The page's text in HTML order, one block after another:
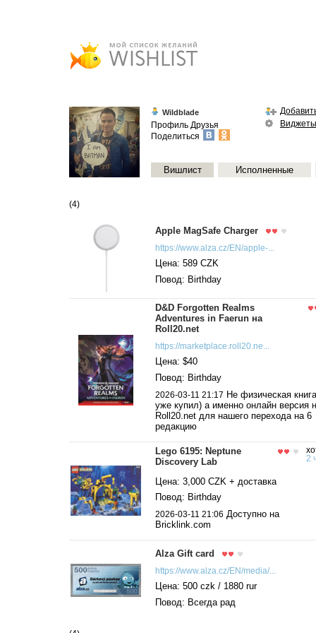
Wildblade
Профиль Друзья
Поделиться
Виджеты
Вишлист Исполненные
(4)
Apple MagSafe Charger
https://www.alza.cz/EN/apple-...
Цена: 589 CZK
Повод: Birthday
D&D Forgotten Realms
Adventures in Faerun на
Roll20.net
https://marketplace.roll20.ne...
Цена: $40
Повод: Birthday
2026-03-11 21:17 Не физическая
уже купил) а именно онлайн версия
Roll20.net для нашего перехода на 6
редакцию
Lego 6195: Neptune
Discovery Lab
2
Цена: 3,000 CZK + доставка
Повод: Birthday
2026-03-11 21:06 Доступно на
Bricklink.com
Alza Gift card
https://www.alza.cz/EN/media/...
Цена: 500 czk / 1880 rur
Повод: Всегда рад